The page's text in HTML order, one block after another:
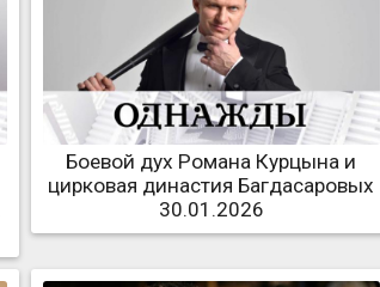
Боевой дух Романа Курцына и
цирковая династия Багдасаровых
30.01.2026